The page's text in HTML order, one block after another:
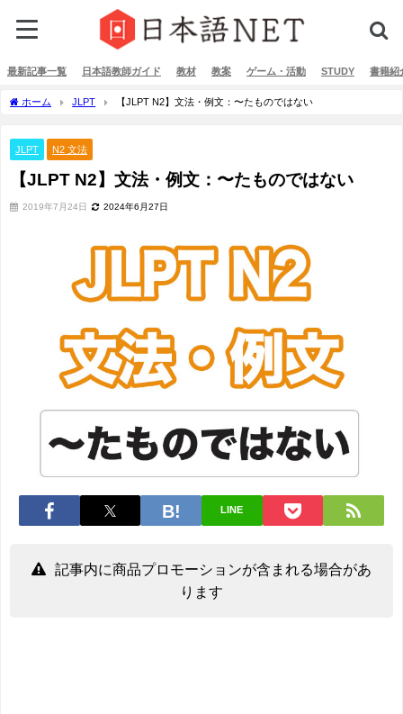
最新記事一覧 日本語教師ガイド 教材 教案 ゲーム・活動 STUDY 書籍紹
ホーム JLPT 【JLPT N2】文法・例文：〜たものではない
JLPT N2 文法
【JLPT N2】文法・例文：〜たものではない
2019年7月24日 2024年6月27日
LINE
記事内に商品プロモーションが含まれる場合があ
ります